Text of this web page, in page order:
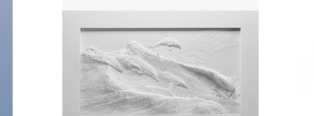
описываются индикатрисой ...
смысле, персонажи его картин
предлагают зрителям незаконченный
рассказ, который усиливается его
уникальной манерой использования
освещения". Для просмотра всех работ,
посетите страницу –
https://www.artfinder.com/artist/takayuki-